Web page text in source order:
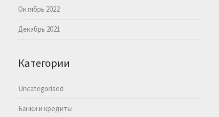
Октябрь 2022
Декабрь 2021
Категории
Uncategorised
Банки и кредиты